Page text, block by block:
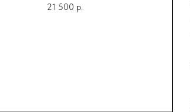
21 500 р.